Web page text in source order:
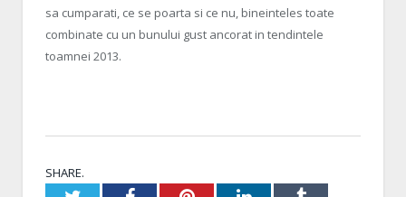
sa cumparati, ce se poarta si ce nu, bineinteles toate
combinate cu un bunului gust ancorat in tendintele
toamnei 2013.
SHARE.